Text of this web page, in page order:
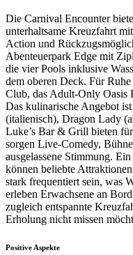
Die Carnival Encounter
unterhaltsame Kreuzfahrt
Action und
Abenteuerpark Edge mit
die vier Pools inklusive
dem oberen Deck. Für
Club, das Adult-Only Oasis
Das kulinarische Angebot
(italienisch), Dragon Lady
Luke’s Bar & Grill bieten
sorgen Live-Comedy,
ausgelassene Stimmung.
können beliebte
stark frequentiert sein, was
erleben Erwachsene an
zugleich entspannte
Erholung nicht missen
Positive Aspekte